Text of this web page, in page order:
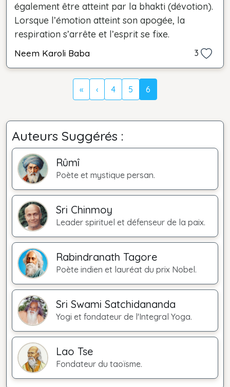
également être atteint par la bhakti (dévotion).
Lorsque l’émotion atteint son apogée, la
respiration s’arrête et l’esprit se fixe.
Neem Karoli Baba 3
« ‹ 4 5 6
Auteurs Suggérés :
Rûmî
Poète et mystique persan.
Sri Chinmoy
Leader spirituel et défenseur de la paix.
Rabindranath Tagore
Poète indien et lauréat du prix Nobel.
Sri Swami Satchidananda
Yogi et fondateur de l'Integral Yoga.
Lao Tse
Fondateur du taoïsme.